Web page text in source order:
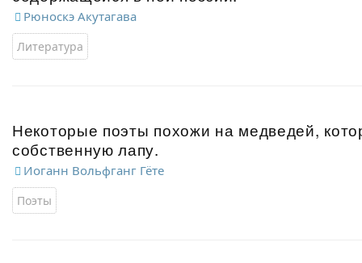
Рюноскэ Акутагава
Литература
Некоторые поэты похожи на медведей,
собственную лапу.
Иоганн Вольфганг Гёте
Поэты